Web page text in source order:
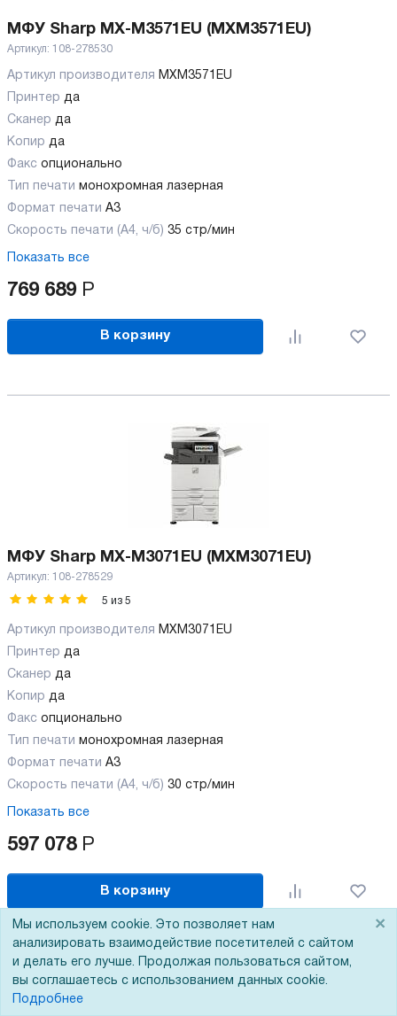
МФУ Sharp MX-M3571EU (MXM3571EU)
Артикул: 108-278530
Артикул производителя MXM3571EU
Принтер да
Сканер да
Копир да
Факс опционально
Тип печати монохромная лазерная
Формат печати A3
Скорость печати (А4, ч/б) 35 стр/мин
Показать все
769 689 Р
В корзину
МФУ Sharp MX-M3071EU (MXM3071EU)
Артикул: 108-278529
5 из 5
Артикул производителя
MXM3071EU
Принтер да
Сканер да
Копир да
Факс опционально
Тип печати
монохромная лазерная
Формат печати A3
Скорость печати (А4, ч/б) 30 стр/мин
Показать все
597 078 Р
В корзину
Мы используем cookie. Это позволяет нам
анализировать взаимодействие посетителей с сайтом
и делать его лучше. Продолжая пользоваться сайтом,
вы соглашаетесь с использованием данных cookie.
Подробнее
×